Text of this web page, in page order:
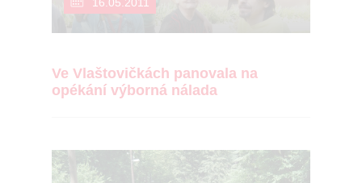
Ve Vlaštovičkách panovala na
opékání výborná nálada